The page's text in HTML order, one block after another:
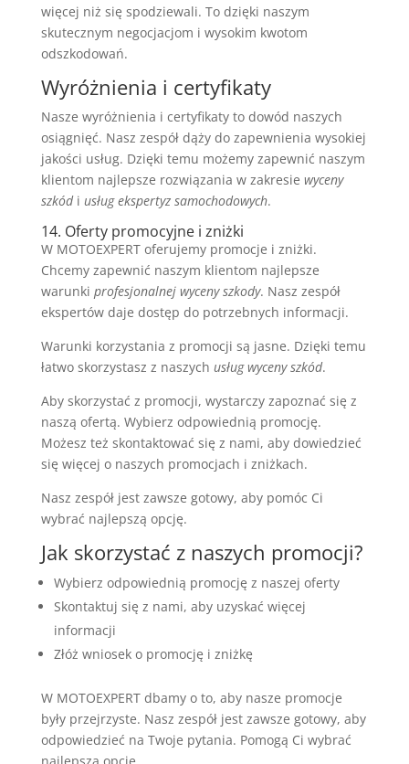
więcej niż się spodziewali. To dzięki naszym
skutecznym negocjacjom i wysokim kwotom
odszkodowań.
Wyróżnienia i certyfikaty
Nasze wyróżnienia i certyfikaty to dowód naszych
osiągnięć. Nasz zespół dąży do zapewnienia wysokiej
jakości usług. Dzięki temu możemy zapewnić naszym
klientom najlepsze rozwiązania w zakresie wyceny
szkódi usług ekspertyz samochodowych.
14. Oferty promocyjne i zniżki
W MOTOEXPERT oferujemy promocje i zniżki.
Chcemy zapewnić naszym klientom najlepsze
warunki profesjonalnej wyceny szkody. Nasz zespół
ekspertów daje dostęp do potrzebnych informacji.
Warunki korzystania z promocji są jasne. Dzięki temu
łatwo skorzystasz z naszych usług wyceny szkód.
Aby skorzystać z promocji, wystarczy zapoznać się z
naszą ofertą. Wybierz odpowiednią promocję.
Możesz też skontaktować się z nami, aby dowiedzieć
się więcej o naszych promocjach i zniżkach.
Nasz zespół jest zawsze gotowy, aby pomóc Ci
wybrać najlepszą opcję.
Jak skorzystać z naszych promocji?
Wybierz odpowiednią promocję z naszej oferty
Skontaktuj się z nami, aby uzyskać więcej
informacji
Złóż wniosek o promocję i zniżkę
W MOTOEXPERT dbamy o to, aby nasze promocje
były przejrzyste. Nasz zespół jest zawsze gotowy, aby
odpowiedzieć na Twoje pytania. Pomogą Ci wybrać